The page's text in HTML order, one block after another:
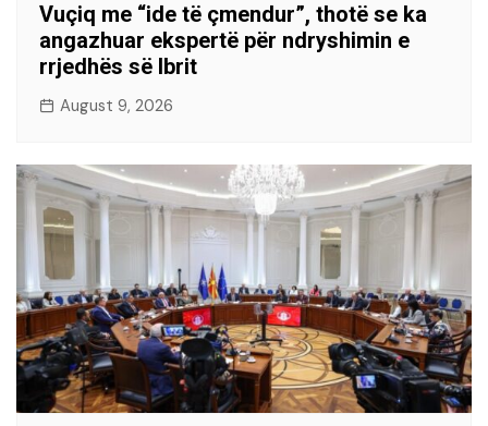
Vuçiq me “ide të çmendur”, thotë se ka
angazhuar ekspertë për ndryshimin e
rrjedhës së Ibrit
August 9, 2026